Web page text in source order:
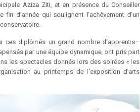
Aziza Ziti, et en présence du Conseiller
d’année qui soulignent l’achèvement d’un
ces diplômés un grand nombre d’apprentis–
par une équipe dynamique, ont pris part
les spectacles donnés lors des soirées « les
au printemps de l’exposition d’arts